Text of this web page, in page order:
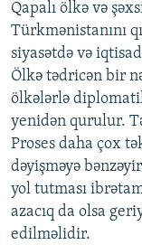
Qapalı ölkə və
Türkmənistanını
siyasətdə və
Ölkə tədricən bir
ölkələrlə
yenidən qurulur.
Proses daha çox
dəyişməyə
yol tutması
azacıq da olsa
edilməlidir.